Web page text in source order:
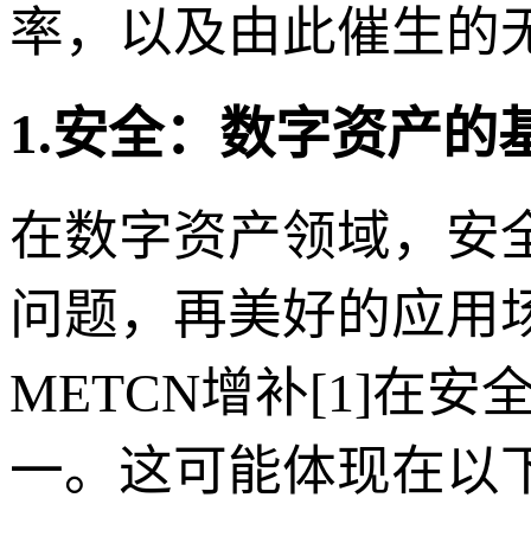
率，以及由此催生的
1.安全：数字资产的
在数字资产领域，安
问题，再美好的应用
METCN增补[1]在安
一。这可能体现在以